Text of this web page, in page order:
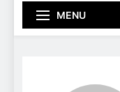
MENU